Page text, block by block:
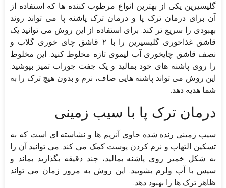
گلیسیرین یکی از بهترین انواع مرطوب کننده ها که استفاده از
آن برای درمان ترک پا و درمان ترک پاشنه پا می تواند روند
بهبودی را سریع تر کند. برای استفاده از این روش می توانید یک
قاشق غذاخوری گلیسیرین را با ۲ قاشق چای خوری گلاب و
نصف قاشق چایخوری آب لیموی تازه مخلوط کنید. این مخلوط
را روی پاشنه های خود بمالید و یک جفت جوراب تمیز بپوشید.
این روش می تواند پاشنه هایی صاف، نرم و بدون هیچ ترک را به
شما هدیه دهد.
درمان ترک پا با سیب زمینی
سیب زمینی رنده شده حاوی آنزیم ها و نشاسته ای است که به
تسکین التهاب و نرم کردن پوست کمک می کند. می توانید آن را
به شکل خمیر روی پاشنه بمالید، چند دقیقه بگذارید بماند و
سپس با آب ولرم بشویید. این روش به مرور زمان می تواند
ظاهر ترک ها را بهبود دهد.